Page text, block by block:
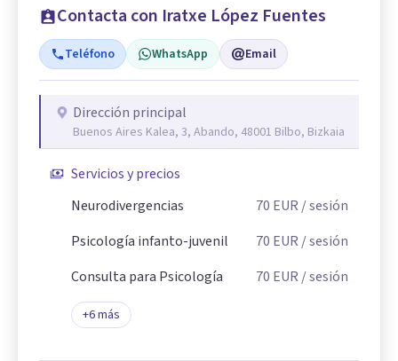
Contacta con Iratxe López Fuentes
Teléfono WhatsApp Email
Dirección principal
Buenos Aires Kalea, 3, Abando, 48001 Bilbo, Bizkaia
Servicios y precios
Neurodivergencias
70 EUR / sesión
Psicología infanto-juvenil
70 EUR / sesión
Consulta para Psicología
70 EUR / sesión
+6más